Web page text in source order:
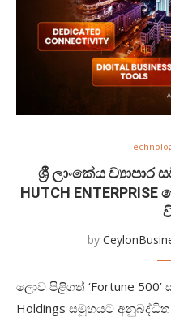
ශ්‍රී ලාංකේය
HUTCH
by
ලොව පිළිගත් ‘Fortune 500’
Holdings සමූහයට අනුබද්ධිත